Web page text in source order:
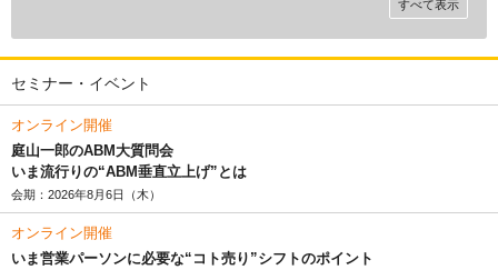
すべて表示
セミナー・イベント
オンライン開催
庭山一郎のABM大質問会
いま流行りの“ABM垂直立上げ”とは
会期：2026年8月6日（木）
オンライン開催
いま営業パーソンに必要な“コト売り”シフトのポイント